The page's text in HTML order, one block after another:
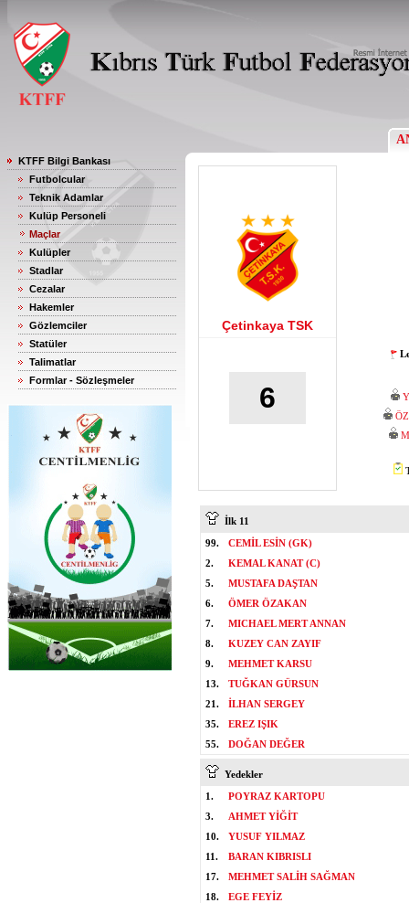
KTFF Bilgi Bankası
Futbolcular
Teknik Adamlar
Kulüp Personeli
Maçlar
Kulüpler
Stadlar
Cezalar
Hakemler
Gözlemciler
Statüler
Talimatlar
Formlar - Sözleşmeler
Çetinkaya TSK
6
İlk 11
99.
CEMİL ESİN (GK)
2.
KEMAL KANAT (C)
5.
MUSTAFA DAŞTAN
6.
ÖMER ÖZAKAN
7.
MICHAEL MERT ANNAN
8.
KUZEY CAN ZAYIF
9.
MEHMET KARSU
13.
TUĞKAN GÜRSUN
21.
İLHAN SERGEY
35.
EREZ IŞIK
55.
DOĞAN DEĞER
Yedekler
1.
POYRAZ KARTOPU
3.
AHMET YİĞİT
10.
YUSUF YILMAZ
11.
BARAN KIBRISLI
17.
MEHMET SALİH SAĞMAN
18.
EGE FEYİZ